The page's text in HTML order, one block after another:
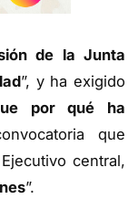
de la Junta
”, y ha exigido
por qué ha
que
central,
”.